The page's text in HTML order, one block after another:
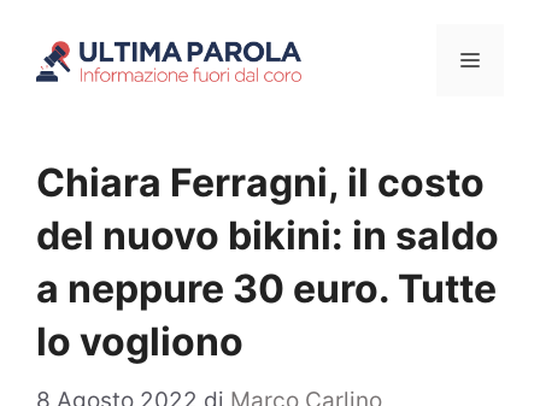
Menu
Chiara Ferragni, il costo
del nuovo bikini: in saldo
a neppure 30 euro. Tutte
lo vogliono
8 Agosto 2022 di Marco Carlino